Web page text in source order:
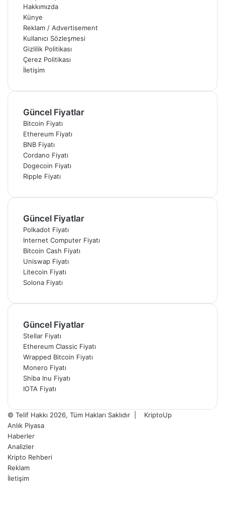
Hakkımızda
Künye
Reklam / Advertisement
Kullanıcı Sözleşmesi
Gizlilik Politikası
Çerez Politikası
İletişim
Güncel Fiyatlar
Bitcoin Fiyatı
Ethereum Fiyatı
BNB Fiyatı
Cordano Fiyatı
Dogecoin Fiyatı
Ripple Fiyatı
Güncel Fiyatlar
Polkadot Fiyatı
Internet Computer Fiyatı
Bitcoin Cash Fiyatı
Uniswap Fiyatı
Litecoin Fiyatı
Solona Fiyatı
Güncel Fiyatlar
Stellar Fiyatı
Ethereum Classic Fiyatı
Wrapped Bitcoin Fiyatı
Monero Fiyatı
Shiba Inu Fiyatı
IOTA Fiyatı
© Telif Hakkı 2026, Tüm Hakları Saklıdır |
KriptoUp
Anlık Piyasa
Haberler
Analizler
Kripto Rehberi
Reklam
İletişim